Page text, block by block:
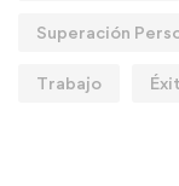
Superación
Trabajo